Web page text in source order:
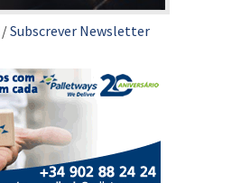
/Subscrever Newsletter